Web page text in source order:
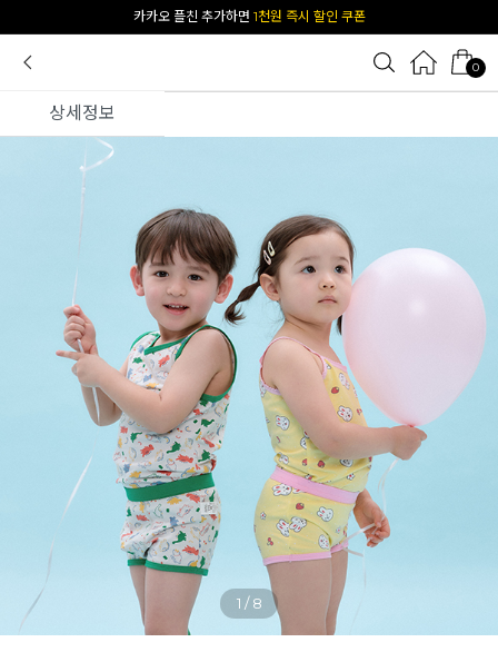
[공식몰 단독] 앱 다운받고2% 결제 할인 받기
0
상세정보
1 /8